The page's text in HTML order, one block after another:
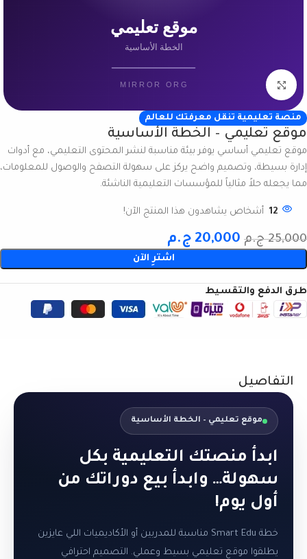
انقر للتكبير
منصة تعليمية تنقل معرفتك للعالم
موقع تعليمي – الخطة الأساسية
موقع تعليمي أساسي يوفر بيئة مناسبة لنشر المحتوى التعليمي، مع أدوات
إدارة بسيطة، وتصميم واضح يركز على سهولة التصفح والوصول للمعلومات،
مما يجعله حلاً مثالياً للمؤسسات التعليمية الناشئة.
12 أشخاص يشاهدون هذا المنتج الآن!
25,000 ج.م 20,000 ج.م
اشترِ الآن
طرق الدفع والتقسيط
التفاصيل
موقع تعليمي – الخطة الأساسية
ابدأ منصتك التعليمية بكل
سهولة… وابدأ بيع دوراتك من
أول يوم!
خطة Smart Edu مناسبة للمدربين أو الأكاديميات اللي عايزين
يطلقوا موقع تعليمي بسيط وعملي. التصميم احترافي